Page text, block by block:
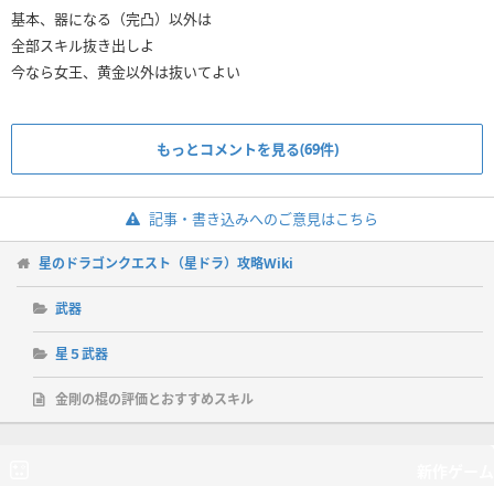
基本、器になる（完凸）以外は
全部スキル抜き出しよ
今なら女王、黄金以外は抜いてよい
もっとコメントを見る(69件)
記事・書き込みへのご意見はこちら
星のドラゴンクエスト（星ドラ）攻略Wiki
武器
星５武器
金剛の棍の評価とおすすめスキル